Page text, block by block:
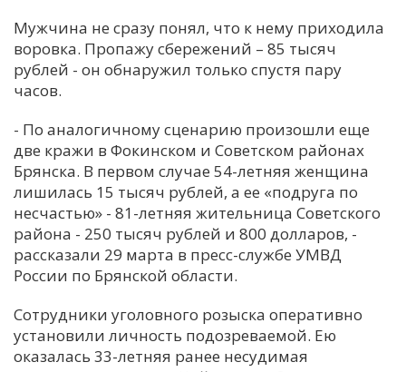
К
М
Н
Х
Ч
Я
Мужчина не сразу понял, что к нему приходила
воровка. Пропажу сбережений – 85 тысяч
рублей - он обнаружил только спустя пару
часов.
- По аналогичному сценарию произошли еще
две кражи в Фокинском и Советском районах
Брянска. В первом случае 54-летняя женщина
лишилась 15 тысяч рублей, а ее «подруга по
несчастью» - 81-летняя жительница Советского
района - 250 тысяч рублей и 800 долларов, -
рассказали 29 марта в пресс-службе УМВД
России по Брянской области.
Сотрудники уголовного розыска оперативно
установили личность подозреваемой. Ею
оказалась 33-летняя ранее несудимая